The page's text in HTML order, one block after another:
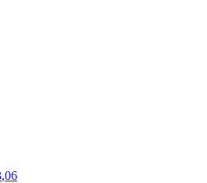
,06